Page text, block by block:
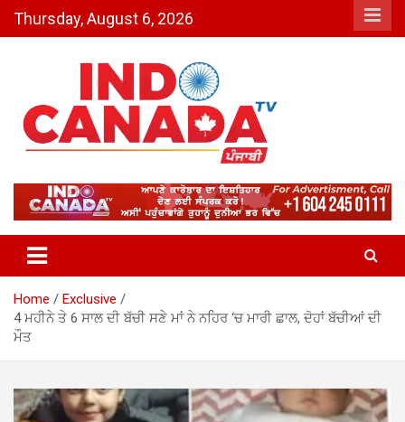
Thursday, August 6, 2026
Indo Canada TV – The Most
Active India-Canada News
Channel
Home
Exclusive
4 ਮਹੀਨੇ ਤੇ 6 ਸਾਲ ਦੀ ਬੱਚੀ ਸਣੇ ਮਾਂ ਨੇ ਨਹਿਰ ‘ਚ ਮਾਰੀ ਛਾਲ, ਦੋਹਾਂ ਬੱਚੀਆਂ ਦੀ
ਮੌਤ